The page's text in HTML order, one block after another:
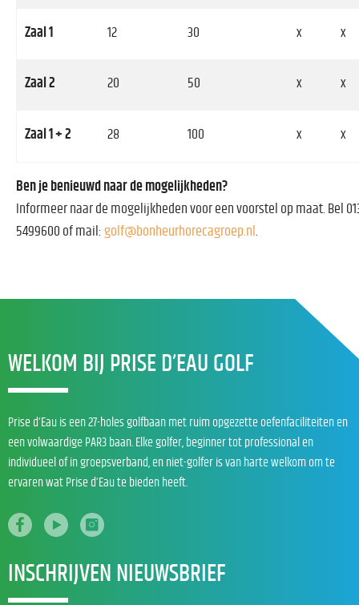
Zaal 1 12 30 x x
Zaal 2 20 50 x x
Zaal 1 + 2 28 100 x x
Ben je benieuwd naar de mogelijkheden?
Informeer naar de mogelijkheden voor een voorstel op maat. Bel
5499600 of mail: golf@bonheurhorecagroep.nl
WELKOM BIJ PRISE D’EAU GOLF
Prise d’Eau is een 27-holes golfbaan met ruim opgezette oefenfaciliteiten en
een volwaardige PAR3 baan. Elke golfer, beginner tot professional en
individueel of in groepsverband, en niet-golfer is van harte welkom om te
ervaren wat Prise d’Eau te bieden heeft.
INSCHRIJVEN NIEUWSBRIEF